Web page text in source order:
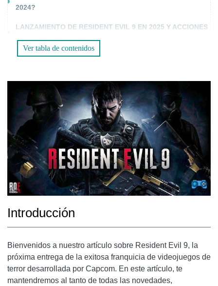
2024?
LANZAMIENTO DE RESIDENT EVIL 9 EN 2025 Y ACCIONES
DE CAPCOM
JUEGO SORPRESA DE CAPCOM PARA 2024
SILENT HILL Y RESIDENT EVIL
NUEVOS DETALLES FILTRADOS SOBRE RESIDENT EVIL 9
RESIDENT EVIL 4 EN PLAYSTATION VR2 ANTES DE 2024
PREGUNTAS FRECUENTES (FAQS)
1. ¿CUÁNDO SE LANZARÁ OFICIALMENTE RESIDENT EVIL
9?
SILENT HILL Y RESIDENT EVIL?
CONCLUSIÓN
Ver tabla de contenidos
Introducción
Bienvenidos a nuestro artículo sobre Resident Evil 9, la
próxima entrega de la exitosa franquicia de videojuegos de
terror desarrollada por Capcom. En este artículo, te
mantendremos al tanto de todas las novedades,